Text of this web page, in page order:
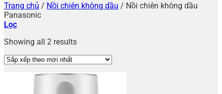
Trang chủ / Nồi chiên không dầu / Nồi chiên không dầu
Panasonic
Lọc
Showing all 2 results